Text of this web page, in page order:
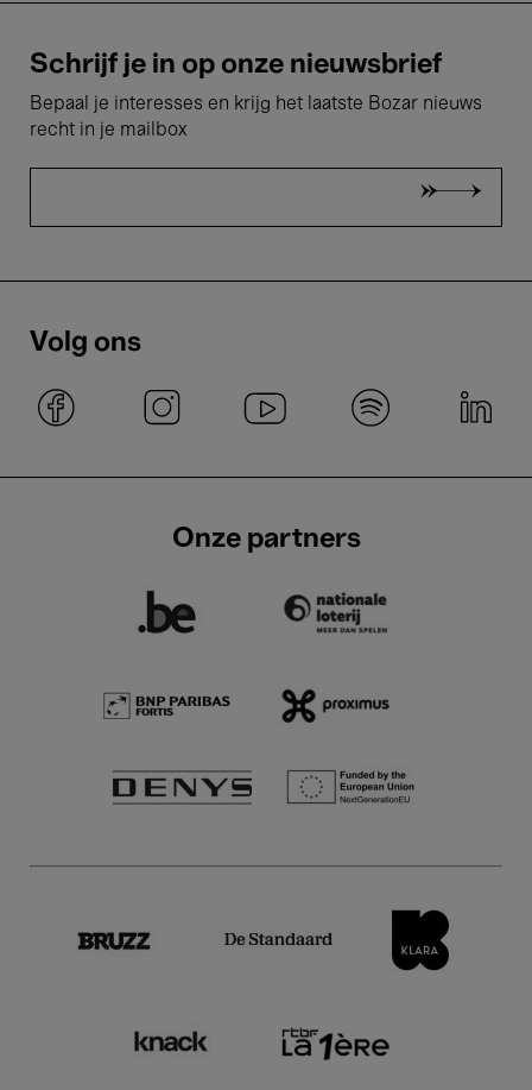
Schrijf je in op onze nieuwsbrief
Bepaal je interesses en krijg het laatste Bozar nieuws
recht in je mailbox
Volg ons
Onze partners